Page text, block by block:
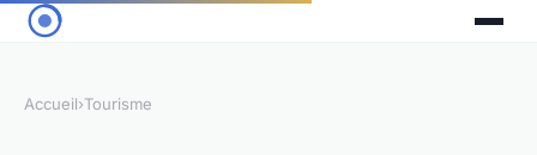
Accueil›Tourisme